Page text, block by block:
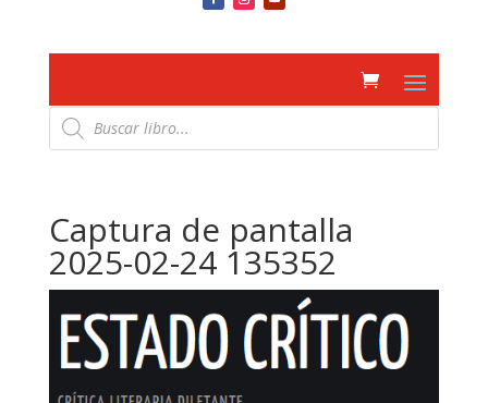
Búsqueda
de
productos
Captura de pantalla
2025-02-24 135352